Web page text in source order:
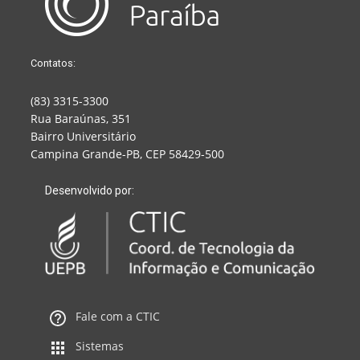
Contatos:
(83) 3315-3300
Rua Baraúnas, 351
Bairro Universitário
Campina Grande-PB, CEP 58429-500
Desenvolvido por:
Fale com a CTIC
Sistemas